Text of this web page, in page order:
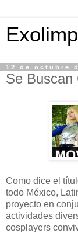
12 de octubre
Se Buscan
Como dice el
todo México,
proyecto en
actividades
cosplayers